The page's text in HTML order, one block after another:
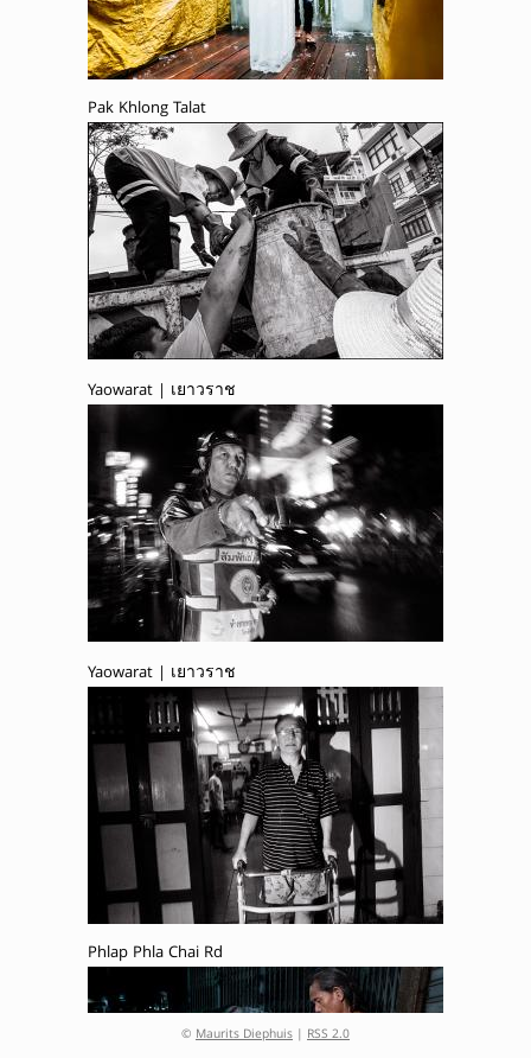
Pak Khlong Talat
Yaowarat | เยาวราช
Yaowarat | เยาวราช
Phlap Phla Chai Rd
© Maurits Diephuis | RSS 2.0